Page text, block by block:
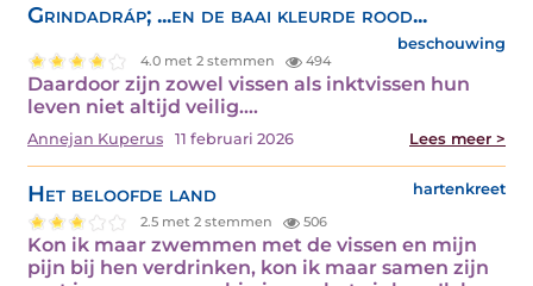
Grindadráp; ...en de baai kleurde rood...
beschouwing
4.0 met 2 stemmen 494
Daardoor zijn zowel vissen als inktvissen hun
leven niet altijd veilig.…
Annejan Kuperus 11 februari 2026 Lees meer >
Het beloofde land hartenkreet
2.5 met 2 stemmen 506
Kon ik maar zwemmen met de vissen en mijn
pijn bij hen verdrinken, kon ik maar samen zijn